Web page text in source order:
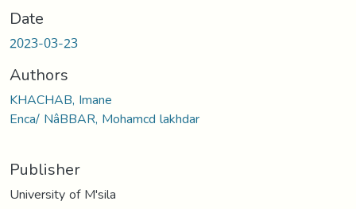
Date
2023-03-23
Authors
KHACHAB, Imane
Enca/ NâBBAR, Mohamcd lakhdar
Publisher
University of M'sila